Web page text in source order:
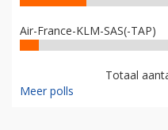
Air-France-KLM-SAS(-TAP)
Totaal
Meer polls